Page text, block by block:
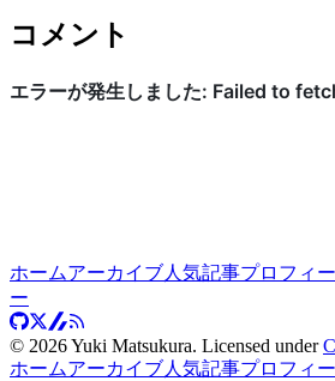
コメント
ホームアーカイブ人気記事プロフィ
ー
© 2026Yuki Matsukura. Licensed under
ホームアーカイブ人気記事プロフィ